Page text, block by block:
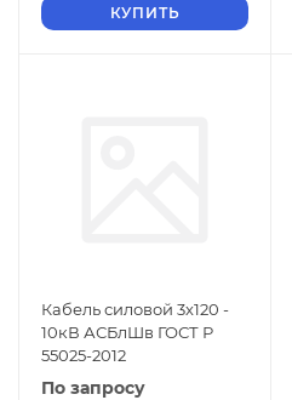
КУПИТЬ
Кабель силовой 3х120 -
10кВ АСБлШв ГОСТ Р
55025-2012
По запросу